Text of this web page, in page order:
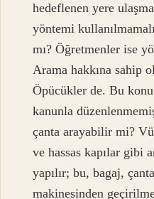
hedeflenen yere
yöntemi
mı? Öğretmenler ise
Arama hakkına sahip
Öpücükler de. Bu konu
kanunla
çanta arayabilir mi?
ve hassas kapılar gibi
yapılır; bu, bagaj,
makinesinden